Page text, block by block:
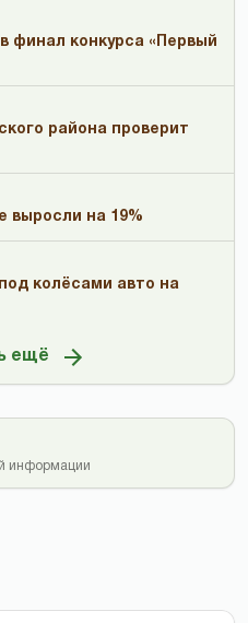
финал конкурса «Первый
района проверит
выросли на 19%
колёсами авто на
ещё
информации